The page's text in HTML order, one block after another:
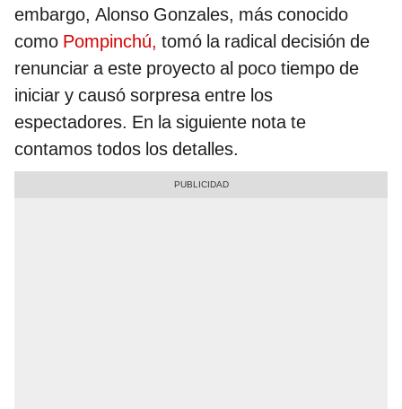
embargo, Alonso Gonzales, más conocido
como Pompinchú, tomó la radical decisión de
renunciar a este proyecto al poco tiempo de
iniciar y causó sorpresa entre los
espectadores. En la siguiente nota te
contamos todos los detalles.